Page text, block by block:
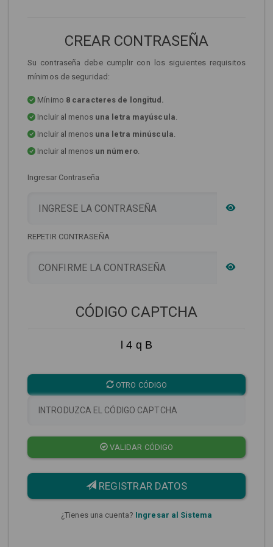
CREAR CONTRASEÑA
Su contraseña debe cumplir con los siguientes requisitos
mínimos de seguridad:
Mínimo 8 caracteres de longitud.
Incluir al menos una letra mayúscula.
Incluir al menos una letra minúscula.
Incluir al menos un número.
Ingresar Contraseña
REPETIR CONTRASEÑA
CÓDIGO CAPTCHA
l 4 q B
OTRO CÓDIGO
VALIDAR CÓDIGO
REGISTRAR DATOS
¿Tienes una cuenta? Ingresar al Sistema